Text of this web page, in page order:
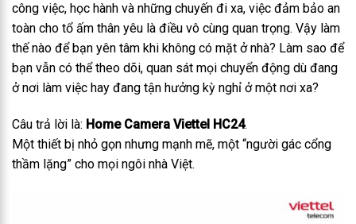
công việc, học hành và những chuyến đi xa, việc đảm bảo an
toàn cho tổ ấm thân yêu là điều vô cùng quan trọng. Vậy làm
thế nào để bạn yên tâm khi không có mặt ở nhà? Làm sao để
bạn vẫn có thể theo dõi, quan sát mọi chuyển động dù đang
ở nơi làm việc hay đang tận hưởng kỳ nghỉ ở một nơi xa?
Câu trả lời là: Home Camera Viettel HC24.
Một thiết bị nhỏ gọn nhưng mạnh mẽ, một “người gác cổng
thầm lặng” cho mọi ngôi nhà Việt.